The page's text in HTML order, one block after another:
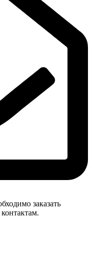
заказать